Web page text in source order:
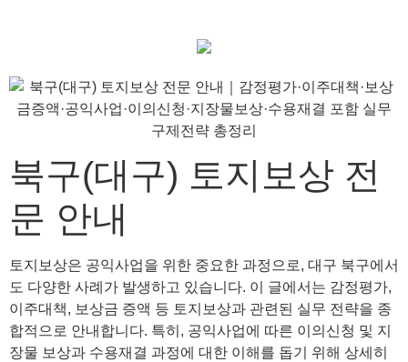
북구(대구) 토지보상 전
문 안내
토지보상은 공익사업을 위한 중요한 과정으로, 대구 북구에서
도 다양한 사례가 발생하고 있습니다. 이 글에서는 감정평가,
이주대책, 보상금 증액 등 토지보상과 관련된 실무 전략을 종
합적으로 안내합니다. 특히, 공익사업에 따른 이의신청 및 지
장물 보상과 수용재결 과정에 대한 이해를 돕기 위해 상세히